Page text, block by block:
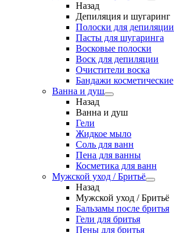
Назад
Депиляция и шугаринг
Полоски для депиляции
Пасты для шугаринга
Восковые полоски
Воск для депиляции
Очистители воска
Бандажи косметические
Ванна и душ
Назад
Ванна и душ
Гели
Жидкое мыло
Соль для ванн
Пена для ванны
Косметика для ванн
Мужской уход / Бритьё
Назад
Мужской уход / Бритьё
Бальзамы после бритья
Гели для бритья
Пены для бритья